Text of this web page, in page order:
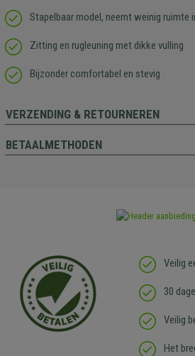
Stapelbaar model, neemt weinig ruimte
Zitting en rugleuning met dikke vulling
Bijzonder comfortabel en stevig
VERZENDING & RETOURNEREN
BETAALMETHODEN
Veilig
30
Veilig
Het